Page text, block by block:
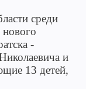
среди
нового
-
и
13 детей,